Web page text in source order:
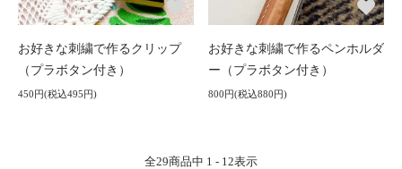
お好きな刺繍で作るクリップ
（プラボタン付き）
450円(税込495円)
お好きな刺繍で作るペンホルダ
ー（プラボタン付き）
800円(税込880円)
全29商品中 1 - 12表示